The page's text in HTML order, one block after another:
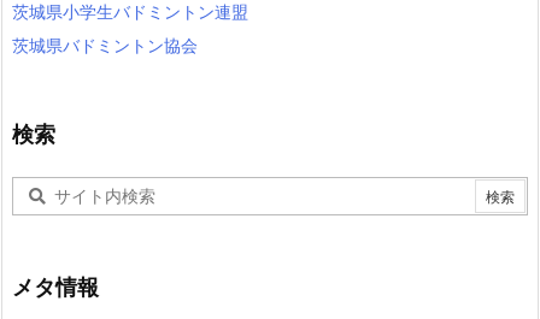
茨城県小学生バドミントン連盟
茨城県バドミントン協会
検索
メタ情報